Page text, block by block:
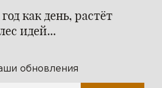
как день, растёт
идей...
обновления